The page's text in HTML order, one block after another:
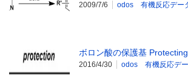
2009/7/6 odos 有機反応デー
ボロン酸の保護基
2016/4/30 odos 有機反応デ